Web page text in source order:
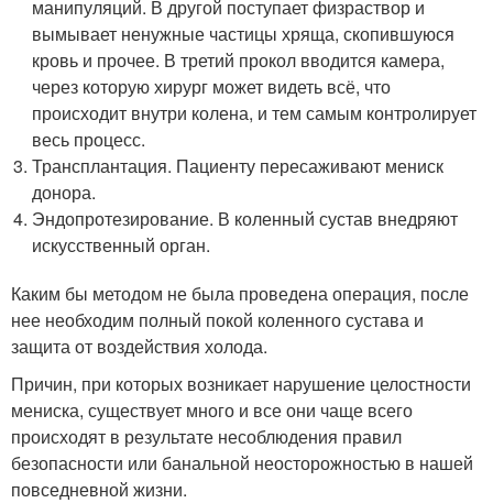
манипуляций. В другой поступает физраствор и
вымывает ненужные частицы хряща, скопившуюся
кровь и прочее. В третий прокол вводится камера,
через которую хирург может видеть всё, что
происходит внутри колена, и тем самым контролирует
весь процесс.
Трансплантация. Пациенту пересаживают мениск
донора.
Эндопротезирование. В коленный сустав внедряют
искусственный орган.
Каким бы методом не была проведена операция, после
нее необходим полный покой коленного сустава и
защита от воздействия холода.
Причин, при которых возникает нарушение целостности
мениска, существует много и все они чаще всего
происходят в результате несоблюдения правил
безопасности или банальной неосторожностью в нашей
повседневной жизни.